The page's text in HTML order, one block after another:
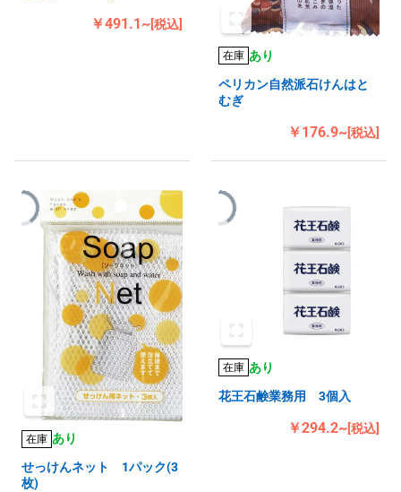
￥491.1~[税込]
在庫 あり
ペリカン自然派石けんはと
むぎ
￥176.9~[税込]
在庫 あり
せっけんネット 1パック(3
枚)
在庫 あり
花王石鹸業務用 3個入
￥294.2~[税込]